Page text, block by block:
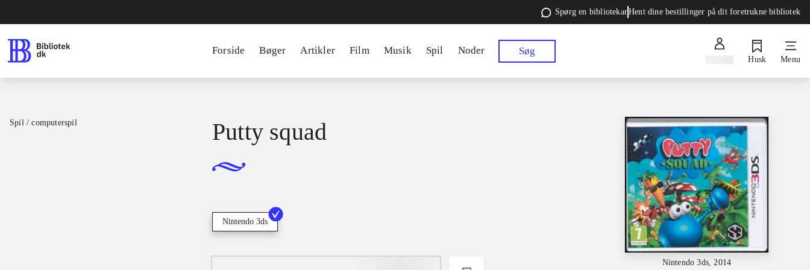
Spørg en bibliotekarHent dine bestillinger på dit foretrukne bibliotek
Forside Bøger Artikler Film Musik Spil Noder Søg
Husk Menu
Spil / computerspil
Nintendo 3ds, 2014
Putty squad
Nintendo 3ds